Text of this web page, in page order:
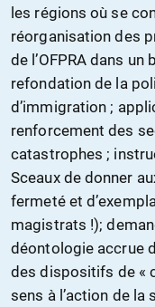
les régions où se
réorganisation des
de l’OFPRA dans
refondation de la
d’immigration ;
renforcement des
catastrophes ;
Sceaux de donner
fermeté et
magistrats !);
déontologie accrue
des dispositifs de «
sens à l’action de